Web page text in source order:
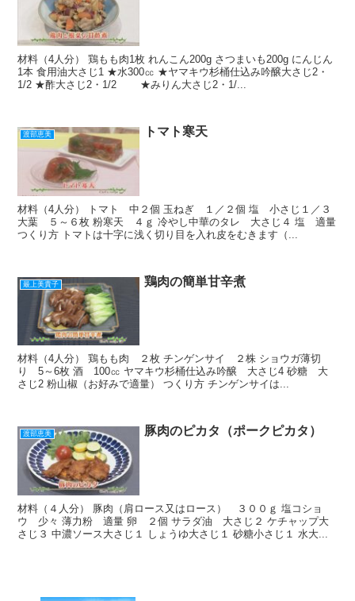
材料（4人分） 鶏もも肉1枚 れんこん200g さつまいも200g にんじん
1本 食用油大さじ1 ★水300㏄ ★ヤマキウ杉桶仕込み吟醸大さじ2・
1/2 ★酢大さじ2・1/2 ★みりん大さじ2・1/...
渡部恵美 トマト寒天
材料（4人分） トマト 中２個 玉ねぎ １／２個 塩 小さじ１／３
大葉 ５～６枚 粉寒天 ４ｇ 冷やし中華のタレ 大さじ４ 塩 適量
つくり方 トマトは十字に浅く切り目を入れ皮をむきます（...
最上美貴子 鶏肉の簡単甘辛煮
材料（4人分） 鶏もも肉 ２枚 チンゲンサイ ２株 ショウガ薄切
り 5～6枚 酒 100㏄ ヤマキウ杉桶仕込み吟醸 大さじ4 砂糖 大
さじ2 粉山椒（お好みで適量） つくり方 チンゲンサイは...
渡部恵美 豚肉のピカタ（ポークピカタ）
材料（４人分） 豚肉（肩ロース又はロース） ３００ｇ 塩コショ
ウ 少々 薄力粉 適量 卵 ２個 サラダ油 大さじ２ ケチャップ大
さじ３ 中濃ソース大さじ１ しょうゆ大さじ１ 砂糖小さじ１ 水大...